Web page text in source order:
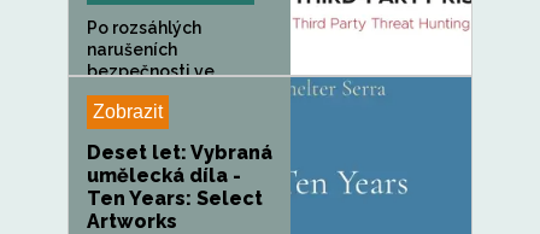
Po rozsáhlých
narušeních
bezpečnosti ve
známých...
Zobrazit
Deset let: Vybraná
umělecká díla -
Ten Years: Select
Artworks